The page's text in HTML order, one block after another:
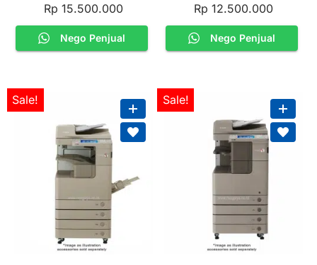
Rp 15.500.000
Nego Penjual
Rp 12.500.000
Nego Penjual
Sale! Sale!